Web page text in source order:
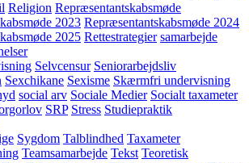
Religion Repræsentantskabsmøde
2023 Repræsentantskabsmøde 2024
2025 Rettestrategier samarbejde
Selvcensur Seniorarbejdsliv
Sexchikane Sexisme Skærmfri undervisning
social arv Sociale Medier Socialt taxameter
SRP Stress Studiepraktik
Sygdom Talblindhed Taxameter
Teamsamarbejde Tekst Teoretisk